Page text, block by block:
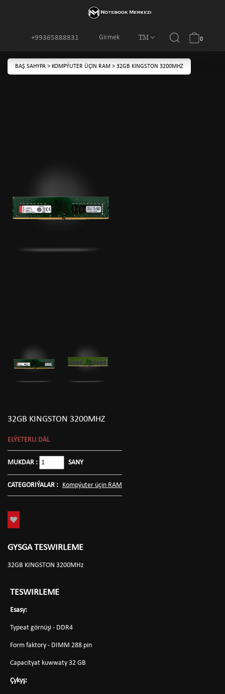
Girmek TM
+99365888831 0
BAŞ SAHYPA > KOMPÝUTER ÜÇIN RAM > 32GB KINGSTON 3200MHZ
32GB KINGSTON 3200MHZ
ELÝETERLI DÄL
MUKDAR : SANY
CATEGORIÝALAR : Kompýuter üçin RAM
GYSGA TESWIRLEME
32GB KINGSTON 3200MHz
TESWIRLEME
Esasy:
Typeat görnüşi - DDR4
Form faktory - DIMM 288 pin
Capacityat kuwwaty 32 GB
Çykyş: